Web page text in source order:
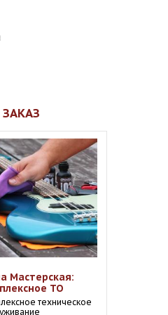
Мастерская:
ТО
техническое